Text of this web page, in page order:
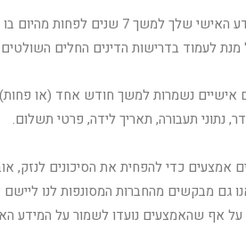
. אנו נאחסן את המידע האישי שלך
לעמוד בדרישות הדינים החלים
אישיים נשמרות למשך חודש אחד (או
נתוני תעבורה, תאריך לידה, פרטי תשלום.
אמצעים כדי להפחית את הסיכונים לנזק,
גם מבקשים מהחברות המסונפות לנו
אף שהאמצעים נועדו לשמור על המידע